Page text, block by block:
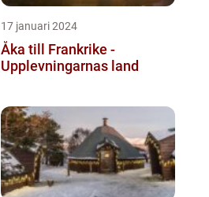
17 januari 2024
Åka till Frankrike -
Upplevningarnas land